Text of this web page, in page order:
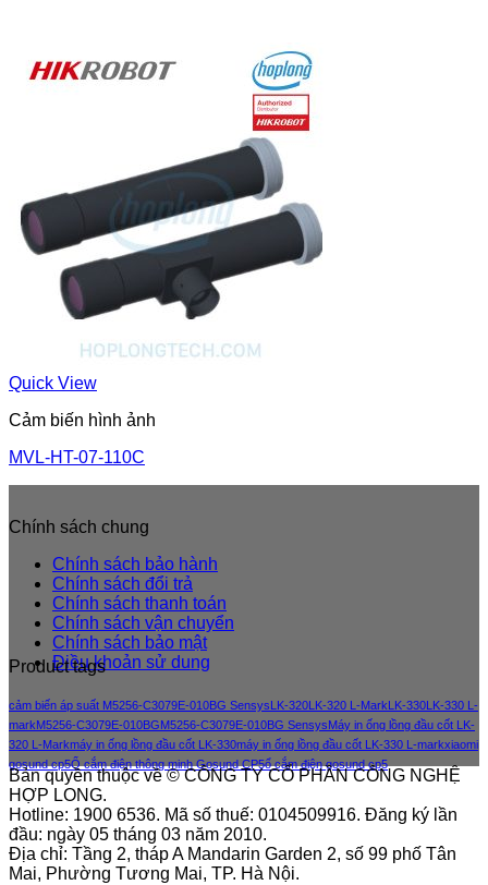
Quick View
Cảm biến hình ảnh
MVL-HT-07-110C
Chính sách chung
Chính sách bảo hành
Chính sách đổi trả
Chính sách thanh toán
Chính sách vận chuyển
Chính sách bảo mật
Điều khoản sử dung
Product tags
cảm biến áp suất M5256-C3079E-010BG Sensys LK-320 LK-320 L-Mark LK-330 LK-330 L-
markM5256-C3079E-010BGM5256-C3079E-010BG SensysMáy in ống lồng đầu cốt LK-
320 L-Markmáy in ống lồng đầu cốt LK-330máy in ống lồng đầu cốt LK-330 L-markxiaomi
gosund cp5Ổ cắm điện thông minh Gosund CP5ổ cắm điện gosund cp5
Bản quyền thuộc về © CÔNG TY CỔ PHẦN CÔNG NGHỆ
HỢP LONG.
Hotline: 1900 6536. Mã số thuế: 0104509916. Đăng ký lần
đầu: ngày 05 tháng 03 năm 2010.
Địa chỉ: Tầng 2, tháp A Mandarin Garden 2, số 99 phố Tân
Mai, Phường Tương Mai, TP. Hà Nội.